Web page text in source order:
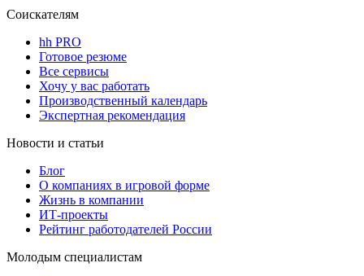
Соискателям
hh PRO
Готовое резюме
Все сервисы
Хочу у вас работать
Производственный календарь
Экспертная рекомендация
Новости и статьи
Блог
О компаниях в игровой форме
Жизнь в компании
ИТ-проекты
Рейтинг работодателей России
Молодым специалистам